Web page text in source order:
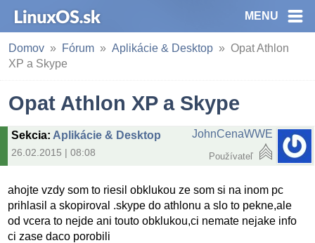
MENU
Domov Fórum Aplikácie & Desktop
Opat Athlon
XP a Skype
Opat Athlon XP a Skype
Sekcia: Aplikácie & Desktop
26.02.2015 | 08:08
JohnCenaWWE
Používateľ
ahojte vzdy som to riesil obklukou ze som si na inom pc
prihlasil a skopiroval .skype do athlonu a slo to pekne,ale
od vcera to nejde ani touto obklukou,ci nemate nejake info
ci zase daco porobili